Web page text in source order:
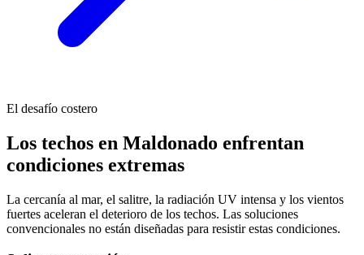
El desafío costero
Los techos en Maldonado enfrentan
condiciones extremas
La cercanía al mar, el salitre, la radiación UV intensa y los vientos
fuertes aceleran el deterioro de los techos. Las soluciones
convencionales no están diseñadas para resistir estas condiciones.